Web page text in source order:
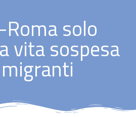
Roma solo
vita sospesa